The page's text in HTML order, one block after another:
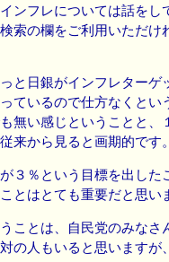
ンフレについては話をし
索の欄をご利用いただけ
と日銀がインフレターゲ
ているので仕方なくとい
無い感じということと、
来から見ると画期的です
３％という目標を出した
とはとても重要だと思い
ことは、自民党のみなさ
の人もいると思いますが